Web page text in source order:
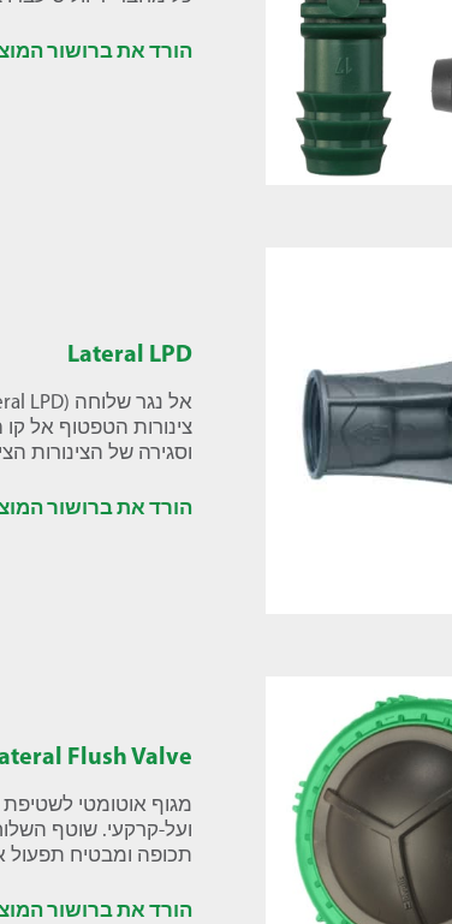
הורד את ברושור
Lateral LPD
צינורות הטפטוף אל
וסגירה של הצינורות
הורד את ברושור
Flush Valve
מגוף אוטומטי
ועל-קרקעי. שוטף
תכופה ומבטיח
הורד את ברושור